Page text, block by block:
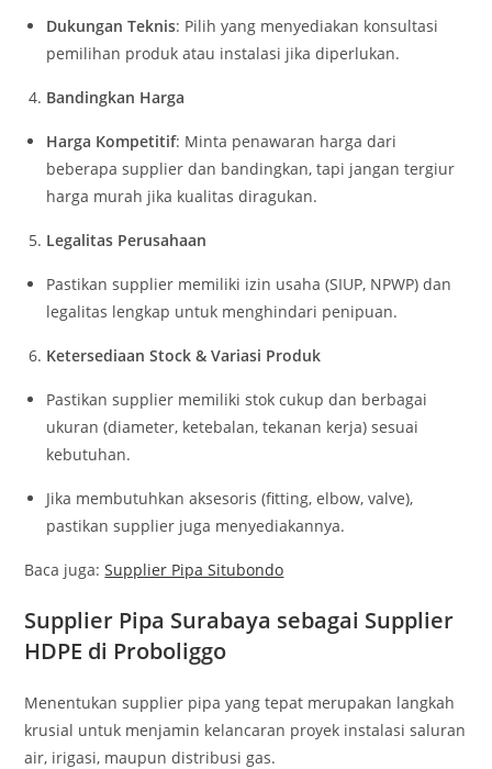
Dukungan Teknis: Pilih yang menyediakan konsultasi
pemilihan produk atau instalasi jika diperlukan.
Bandingkan Harga
Harga Kompetitif: Minta penawaran harga dari
beberapa supplier dan bandingkan, tapi jangan tergiur
harga murah jika kualitas diragukan.
Legalitas Perusahaan
Pastikan supplier memiliki izin usaha (SIUP, NPWP) dan
legalitas lengkap untuk menghindari penipuan.
Ketersediaan Stock & Variasi Produk
Pastikan supplier memiliki stok cukup dan berbagai
ukuran (diameter, ketebalan, tekanan kerja) sesuai
kebutuhan.
Jika membutuhkan aksesoris (fitting, elbow, valve),
pastikan supplier juga menyediakannya.
Baca juga:Supplier Pipa Situbondo
Supplier Pipa Surabaya sebagai Supplier
HDPE di Proboliggo
Menentukan supplier pipa yang tepat merupakan langkah
krusial untuk menjamin kelancaran proyek instalasi saluran
air, irigasi, maupun distribusi gas.